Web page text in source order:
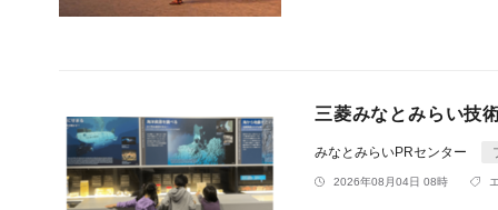
三菱みなとみらい技
みなとみらいPRセンター
2026年08月04日 08時